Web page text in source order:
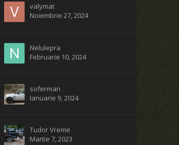
valymat
Noiembrie 27, 2024
Nelulepra
Februarie 10, 2024
soferman
Ianuarie 9, 2024
Tudor Vreme
Martie 7, 2023